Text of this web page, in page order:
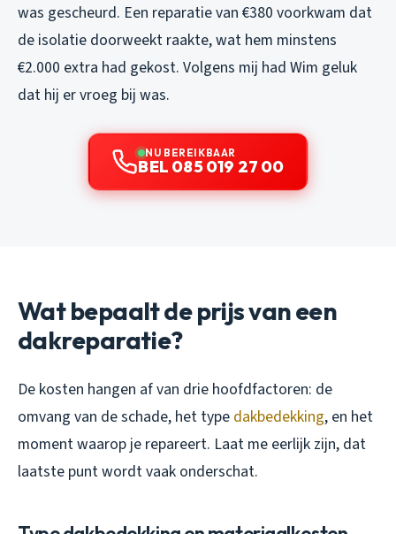
was gescheurd. Een reparatie van €380 voorkwam dat
de isolatie doorweekt raakte, wat hem minstens
€2.000 extra had gekost. Volgens mij had Wim geluk
dat hij er vroeg bij was.
NU BEREIKBAAR
BEL 085 019 27 00
Wat bepaalt de prijs van een
dakreparatie?
De kosten hangen af van drie hoofdfactoren: de
omvang van de schade, het type dakbedekking, en het
moment waarop je repareert. Laat me eerlijk zijn, dat
laatste punt wordt vaak onderschat.